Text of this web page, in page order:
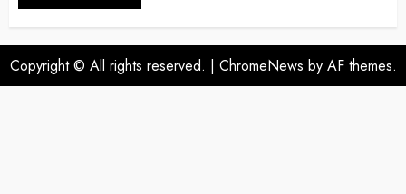
Copyright © All rights reserved. | ChromeNews by AF themes.